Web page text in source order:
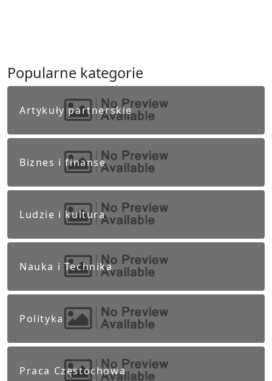
Popularne kategorie
Artykuły partnerskie
Biznes i finanse
Ludzie i kultura
Nauka i Technika
Polityka
Praca Częstochowa